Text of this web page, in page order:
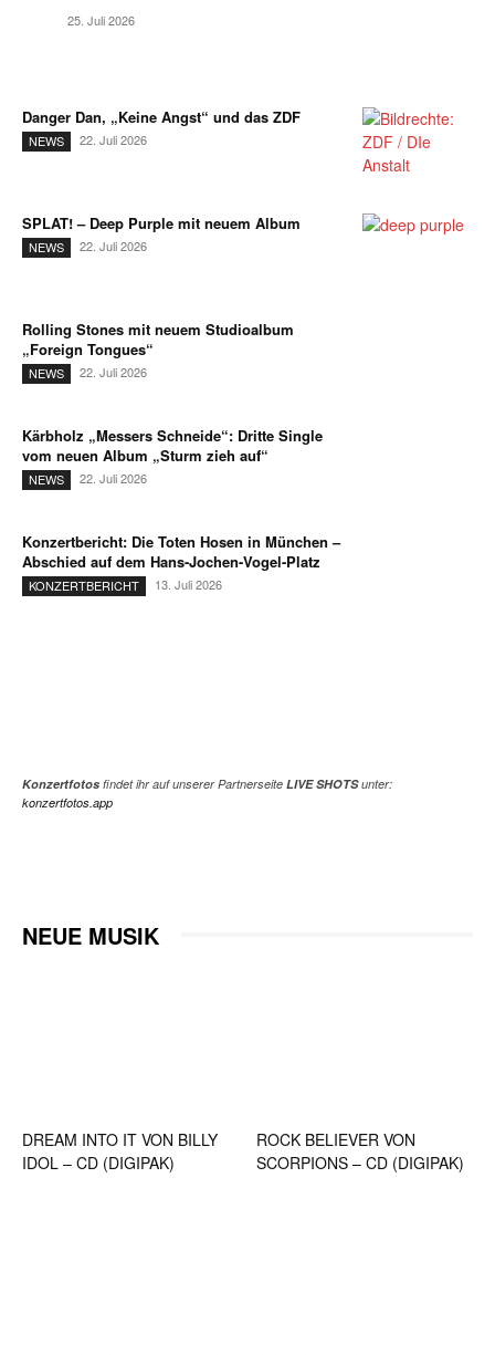
25. Juli 2026
Danger Dan, „Keine Angst“ und das ZDF
NEWS 22. Juli 2026
SPLAT! – Deep Purple mit neuem Album
NEWS 22. Juli 2026
Rolling Stones mit neuem Studioalbum
„Foreign Tongues“
NEWS 22. Juli 2026
Kärbholz „Messers Schneide“: Dritte Single
vom neuen Album „Sturm zieh auf“
NEWS 22. Juli 2026
Konzertbericht: Die Toten Hosen in München –
Abschied auf dem Hans-Jochen-Vogel-Platz
KONZERTBERICHT 13. Juli 2026
Konzertfotos findet ihr auf unserer Partnerseite LIVE SHOTSunter:
konzertfotos.app
NEUE MUSIK
DREAM INTO IT VON BILLY
IDOL – CD (DIGIPAK)
ROCK BELIEVER VON
SCORPIONS – CD (DIGIPAK)